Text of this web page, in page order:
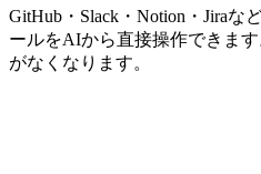
GitHub・Slack・Notion・Jiraな
ールをAIから直接操作できま
がなくなります。